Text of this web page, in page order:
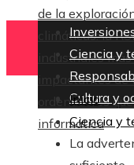
de la
climáticas: la
industriales
impactantes de
ordenadores
informática
Ciencia y
Cultura y
Inicio
Ciencia y
La